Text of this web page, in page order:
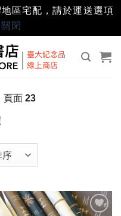
區宅配，請於運送選項
關閉
頁面 23